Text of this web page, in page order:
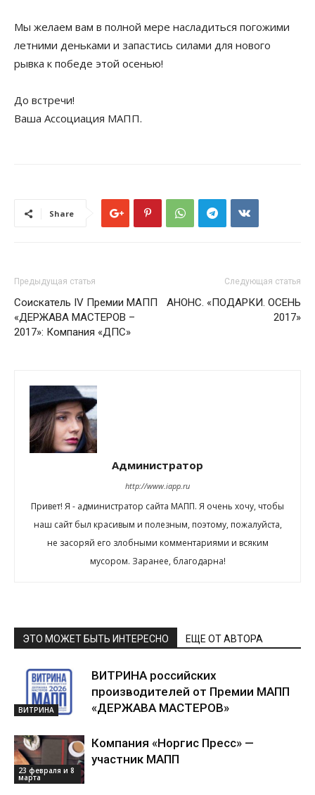
Мы желаем вам в полной мере насладиться погожими
летними деньками и запастись силами для нового
рывка к победе этой осенью!
До встречи!
Ваша Ассоциация МАПП.
Share
Предыдущая статья
Соискатель IV Премии МАПП
«ДЕРЖАВА МАСТЕРОВ –
2017»: Компания «ДПС»
Следующая статья
АНОНС. «ПОДАРКИ. ОСЕНЬ
2017»
Администратор
http://www.iapp.ru
Привет! Я - администратор сайта МАПП. Я очень хочу, чтобы
наш сайт был красивым и полезным, поэтому, пожалуйста,
не засоряй его злобными комментариями и всяким
мусором. Заранее, благодарна!
ЭТО МОЖЕТ БЫТЬ ИНТЕРЕСНО ЕЩЕ ОТ АВТОРА
ВИТРИНА
ВИТРИНА российских
производителей от Премии МАПП
«ДЕРЖАВА МАСТЕРОВ»
23 февраля и 8
марта
Компания «Норгис Пресс» —
участник МАПП